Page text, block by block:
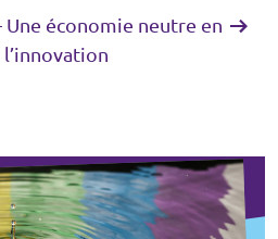
économie neutre en